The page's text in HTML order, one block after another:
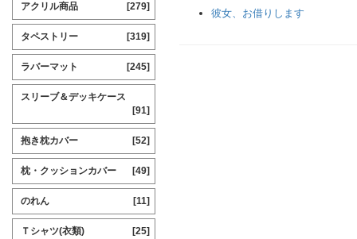
彼女、お借りします
アクリル商品 [279]
タペストリー [319]
ラバーマット [245]
スリーブ＆デッキケース
[91]
抱き枕カバー [52]
枕・クッションカバー [49]
のれん [11]
Ｔシャツ(衣類) [25]